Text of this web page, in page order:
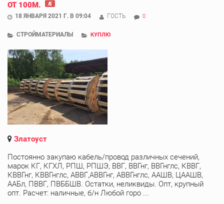
ОТ 100М.
18 ЯНВАРЯ 2021 Г. В 09:04 ГОСТЬ 0
СТРОЙМАТЕРИАЛЫ КУПЛЮ
Златоуст
Постоянно закупаю кабель/провод различных сечений,
марок КГ, КГХЛ, РПШ, РПШЭ, ВВГ, ВВГнг, ВВГнглс, КВВГ,
КВВГнг, КВВГнглс, АВВГ,АВВГнг, АВВГнглс, ААШВ, ЦААШВ,
ААБл, ПВВГ, ПВББШВ. Остатки, неликвиды. Опт, крупный
опт. Расчет: наличные, б/н Любой горо ...